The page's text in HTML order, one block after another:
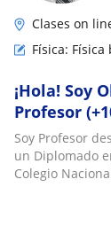
Clases on
Física: Física
¡Hola! Soy
Profesor
Univ./
Soy Profesor
un Diplomado
Colegio